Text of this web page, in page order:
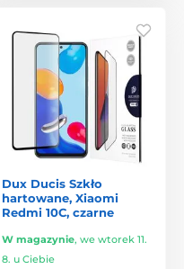
Dux Ducis Szkło
hartowane, Xiaomi
Redmi 10C, czarne
W magazynie, we wtorek 11.
8. u Ciebie